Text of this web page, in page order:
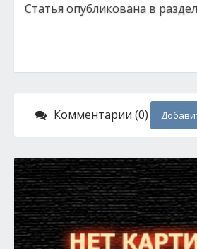
Статья опубликована в
Комментарии (0)